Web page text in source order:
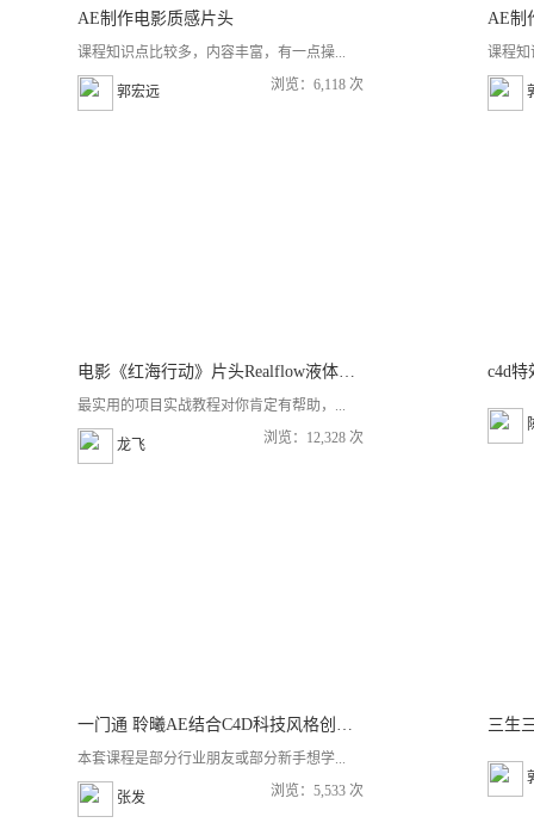
AE制作电影质感片头
课程知识点比较多，内容丰富，有一点操...
郭宏远 浏览：6,118 次
AE制
课程知
电影《红海行动》片头Realflow液体特效制作
最实用的项目实战教程对你肯定有帮助，...
龙飞 浏览：12,328 次
c4d特
一门通 聆曦AE结合C4D科技风格创意设计系统分享教学
本套课程是部分行业朋友或部分新手想学...
张发 浏览：5,533 次
三生